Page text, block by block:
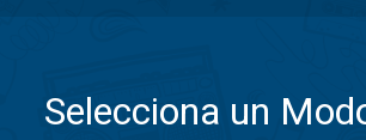
Selecciona un